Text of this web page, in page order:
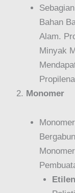
Bahan
Alam.
Minyak
Monomer